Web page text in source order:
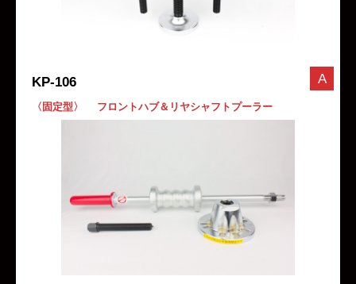
KP-106
〈固定型〉 フロントハブ＆リヤシャフトプーラー
A